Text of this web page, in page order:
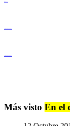
Más visto En el